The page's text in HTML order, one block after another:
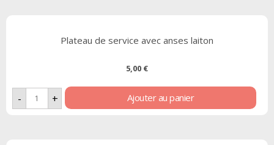
Plateau de service avec anses laiton
5,00 €
- + Ajouter au panier